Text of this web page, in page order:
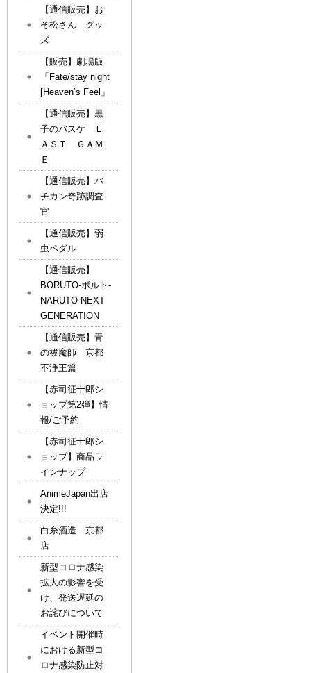
【通信販売】お
そ松さん グッ
ズ
【販売】劇場版
「Fate/stay night
[Heaven’s Feel」
【通信販売】黒
子のバスケ Ｌ
ＡＳＴ ＧＡＭ
Ｅ
【通信販売】バ
チカン奇跡調査
官
【通信販売】弱
虫ペダル
【通信販売】
BORUTO-ボルト-
NARUTO NEXT
GENERATION
【通信販売】青
の祓魔師 京都
不浄王篇
【赤司征十郎シ
ョップ第2弾】情
報/ご予約
【赤司征十郎シ
ョップ】商品ラ
インナップ
AnimeJapan出店
決定!!!
白糸酒造 京都
店
新型コロナ感染
拡大の影響を受
け、発送遅延の
お詫びについて
イベント開催時
における新型コ
ロナ感染防止対